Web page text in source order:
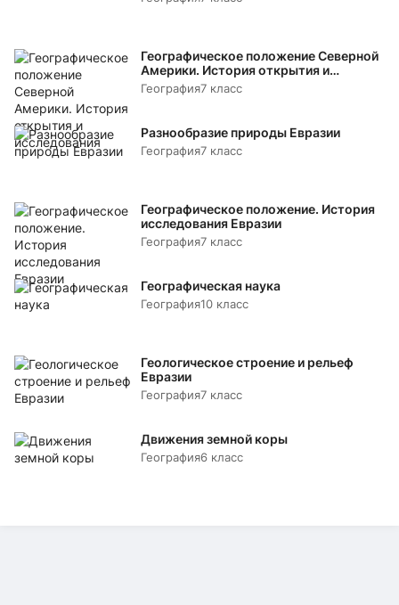
Географическое положение Северной
Америки. История открытия и
исследования
География7 класс
Разнообразие природы Евразии
География7 класс
Географическое положение. История
исследования Евразии
География7 класс
Географическая наука
География10 класс
Геологическое строение и рельеф
Евразии
География7 класс
Движения земной коры
География6 класс